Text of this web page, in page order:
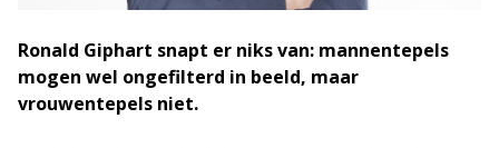
Ronald Giphart snapt er niks van: mannentepels
mogen wel ongefilterd in beeld, maar
vrouwentepels niet.